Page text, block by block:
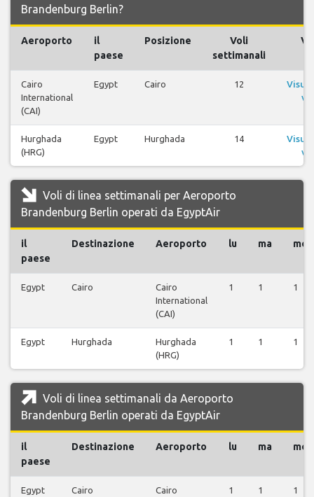
Brandenburg Berlin?
Aeroporto
il
paese
Posizione
Voli
settimanali
Cairo
International
(CAI)
Egypt Cairo 12
Hurghada
(HRG)
Egypt Hurghada 14
Voli di linea settimanali per Aeroporto
Brandenburg Berlin operati da EgyptAir
il
paese
Destinazione Aeroporto lu ma me
Egypt Cairo
Cairo
International
(CAI)
1 1 1
Egypt Hurghada
Hurghada
(HRG)
1 1 1
Voli di linea settimanali da Aeroporto
Brandenburg Berlin operati da EgyptAir
il
paese
Destinazione Aeroporto lu ma me
Egypt Cairo
Cairo
1 1 1